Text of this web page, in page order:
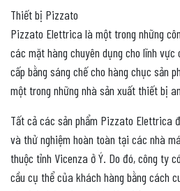
Thiết bị Pizzato
Pizzato Elettrica là một trong những
các mặt hàng chuyên dụng cho lĩnh
cấp bằng sáng chế cho hàng chục sản
một trong những nhà sản xuất thiết bị
Tất cả các sản phẩm Pizzato Elettrica
và thử nghiệm hoàn toàn tại các nhà
thuộc tỉnh Vicenza ở Ý. Do đó, công ty
cầu cụ thể của khách hàng bằng cách